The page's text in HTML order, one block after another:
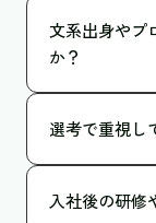
文系出身やプ
か？
みたい」とい
います。
選考で重視し
ルよりも、分
入社後の研修